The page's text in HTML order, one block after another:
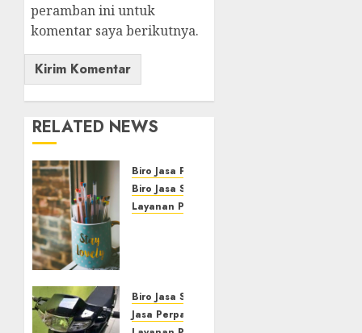
peramban ini untuk
komentar saya berikutnya.
RELATED NEWS
Biro Jasa Pajak STNK
Biro Jasa STNK
Layanan Perpanjangan STNK
Terdekat
Di
Biro Jasa STNK
Jasa Perpanjangan STNK